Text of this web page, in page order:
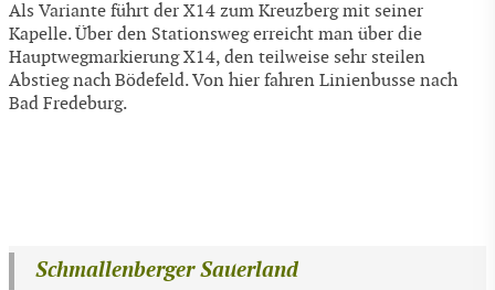
Als Variante führt der X14 zum Kreuzberg mit seiner
Kapelle. Über den Stationsweg erreicht man über die
Hauptwegmarkierung X14, den teilweise sehr steilen
Abstieg nach Bödefeld. Von hier fahren Linienbusse nach
Bad Fredeburg.
Schmallenberger Sauerland